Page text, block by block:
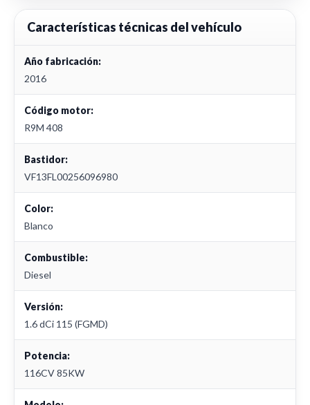
Características técnicas del vehículo
Año fabricación:
2016
Código motor:
R9M 408
Bastidor:
VF13FL00256096980
Color:
Blanco
Combustible:
Diesel
Versión:
1.6 dCi 115 (FGMD)
Potencia:
116CV 85KW